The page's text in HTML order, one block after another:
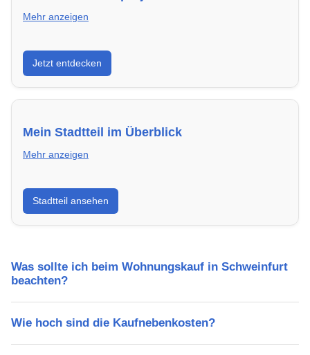
Mehr anzeigen
Entdecke Neubauprojekte in Schweinfurt – modern,
energieeffizient und sofort bezugsfertig.
Jetzt entdecken
Mein Stadtteil im Überblick
Mehr anzeigen
Erfahre mehr über deinen Stadtteil in Schweinfurt:
Lebensqualität, Verkehrsanbindung, Schulen,
Freizeitmöglichkeiten und Mietpreise.
Stadtteil ansehen
Was sollte ich beim Wohnungskauf in Schweinfurt
beachten?
Wie hoch sind die Kaufnebenkosten?